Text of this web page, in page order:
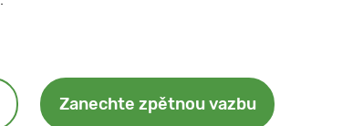
Zanechte zpětnou vazbu